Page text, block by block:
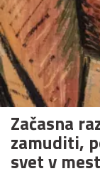
Začasna
zamuditi,
svet v